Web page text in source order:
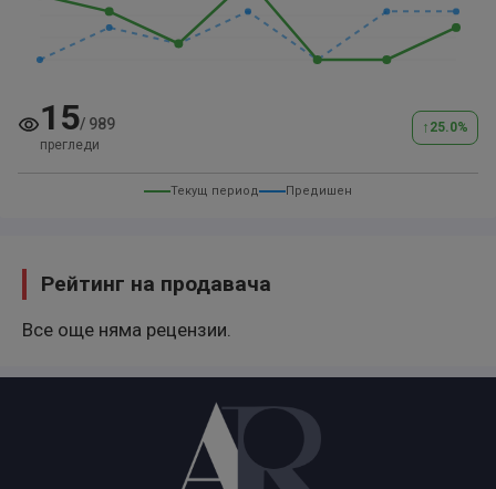
Manuelni menjač, 5 brzina
Dugogodišnji vlasnik od 2019 godine
15/ 989
прегледи
↑ 25.0%
Текущ период Предишен
Рейтинг на продавача
Все още няма рецензии.